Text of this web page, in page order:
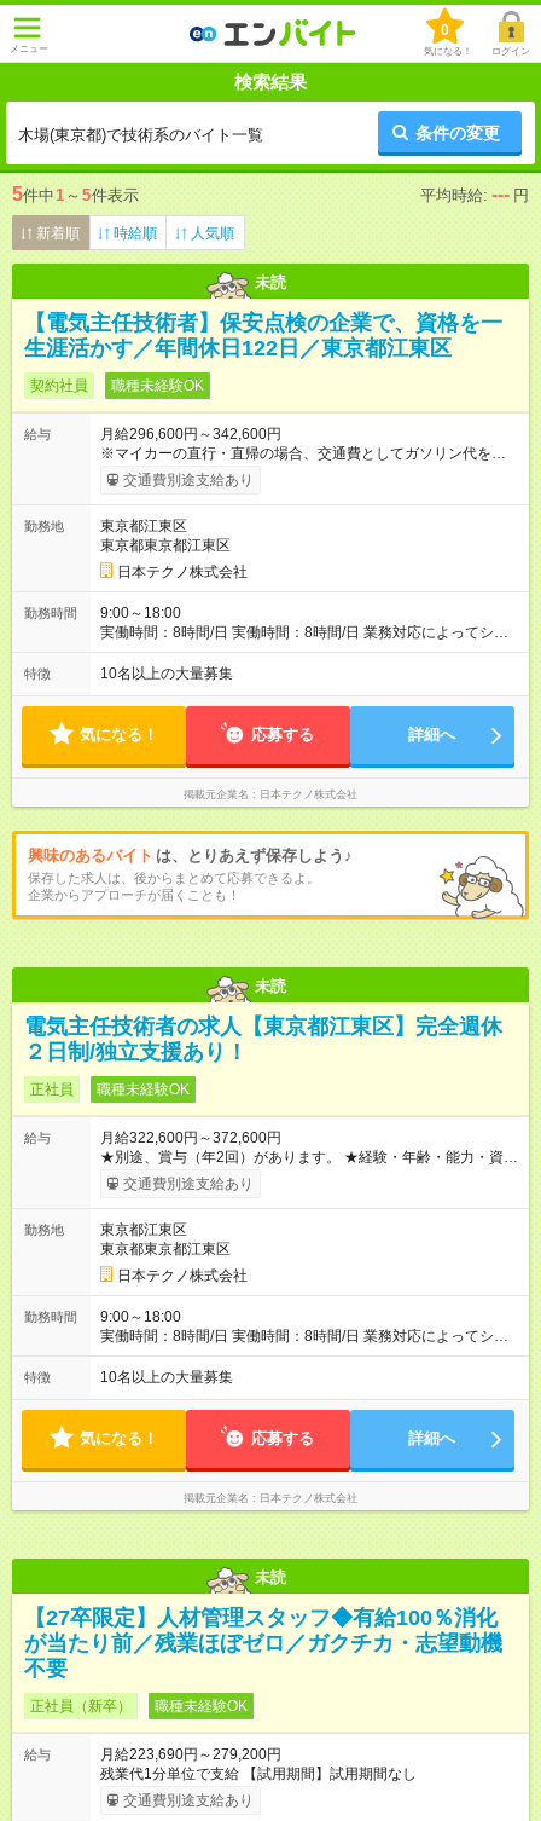
メニュー
0
気になる！ ログイン
検索結果
木場(東京都)で技術系のバイト一覧 条件の変更
5件中1 ～ 5件表示 平均時給: --- 円
新着順 時給順 人気順
未読
【電気主任技術者】保安点検の企業で、資格を一
生涯活かす／年間休日122日／東京都江東区
契約社員 職種未経験OK
給与
月給296,600円～342,600円
※マイカーの直行・直帰の場合、交通費としてガソリン代を支給
します。 【試用期間】試用期間あり 試用期間の長さ：3ヶ月 雇
用形態、給与は本採用時と同じです。
交通費別途支給あり
勤務地
東京都江東区
東京都東京都江東区
日本テクノ株式会社
勤務時間
9:00～18:00
実働時間：8時間/日 実働時間：8時間/日 業務対応によってシフ
ト勤務もあります 勤務状況によっては土日祝日の作業出勤あ
り。 その場合、振替/代休の取得をして頂きます。
特徴 10名以上の大量募集
気になる！ 応募する 詳細へ
掲載元企業名 日本テクノ株式会社
興味のあるバイト は、とりあえず保存しよう♪
保存した求人は、後からまとめて応募できるよ。
企業からアプローチが届くことも！
未読
電気主任技術者の求人【東京都江東区】完全週休
２日制/独立支援あり！
正社員 職種未経験OK
給与
月給322,600円～372,600円
★別途、賞与（年2回）があります。 ★経験・年齢・能力・資格
などを考慮して、加給優遇します。 ※3ヶ月間の試用期間があり
ます。期間中の雇用形態・給与・待遇に差異はありません。
給与は本採用時と同じです。
交通費別途支給あり
勤務地
東京都江東区
東京都東京都江東区
日本テクノ株式会社
勤務時間
9:00～18:00
実働時間：8時間/日 実働時間：8時間/日 業務対応によってシフ
ト勤務もあります
特徴 10名以上の大量募集
気になる！ 応募する 詳細へ
掲載元企業名 日本テクノ株式会社
未読
【27卒限定】人材管理スタッフ◆有給100％消化
が当たり前／残業ほぼゼロ／ガクチカ・志望動機
不要
正社員（新卒） 職種未経験OK
給与
月給223,690円～279,200円
残業代1分単位で支給 【試用期間】試用期間なし
交通費別途支給あり